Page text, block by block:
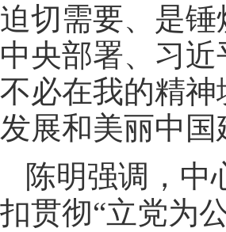
迫切需要、是
中央部署、习
不必在我的精
发展和美丽中
陈明强调，中
扣贯彻“立党为